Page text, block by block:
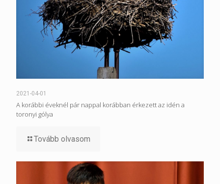
2021-04-01
A korábbi éveknél pár nappal korábban érkezett az idén a
toronyi gólya
Tovább olvasom